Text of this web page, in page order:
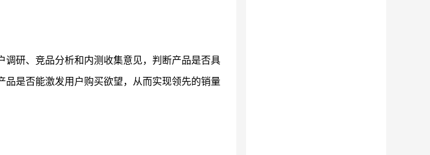
调研、竞品分析和内测收集意见，判断产品是否具
是否能激发用户购买欲望，从而实现领先的销量